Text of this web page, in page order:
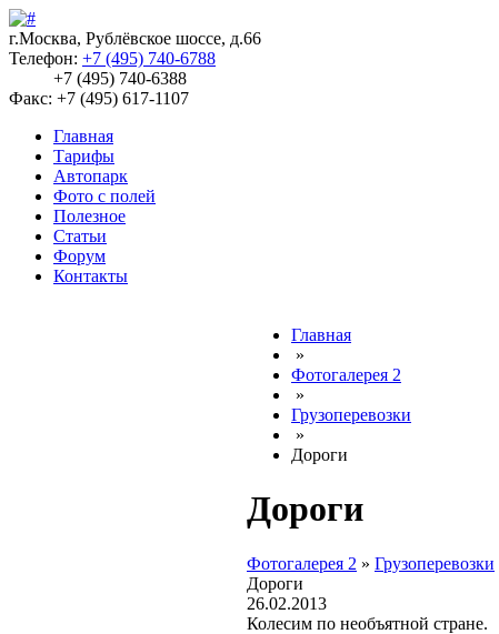
г.Москва, Рублёвское шоссе, д.66
Телефон: +7 (495) 740-6788
+7 (495) 740-6388
Факс: +7 (495) 617-1107
Главная
Тарифы
Автопарк
Фото с полей
Полезное
Статьи
Форум
Контакты
Главная
»
Фотогалерея 2
»
Грузоперевозки
»
Дороги
Дороги
Фотогалерея 2 » Грузоперевозки
Дороги
26.02.2013
Колесим по необъятной стране.